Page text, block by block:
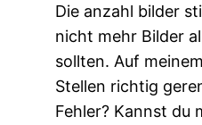
Die anzahl bilder
nicht mehr Bilder
sollten. Auf
Stellen richtig
Fehler? Kannst du